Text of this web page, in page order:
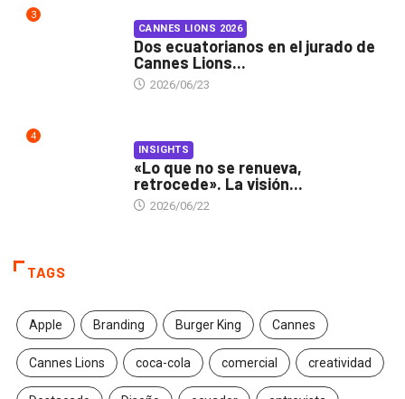
3
CANNES LIONS 2026
Dos ecuatorianos en el jurado de
Cannes Lions...
2026/06/23
4
INSIGHTS
«Lo que no se renueva,
retrocede». La visión...
2026/06/22
TAGS
Apple Branding Burger King Cannes
Cannes Lions coca-cola comercial creatividad